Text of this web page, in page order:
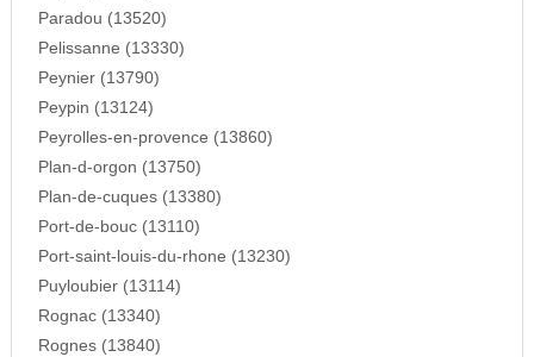
Paradou (13520)
Pelissanne (13330)
Peynier (13790)
Peypin (13124)
Peyrolles-en-provence (13860)
Plan-d-orgon (13750)
Plan-de-cuques (13380)
Port-de-bouc (13110)
Port-saint-louis-du-rhone (13230)
Puyloubier (13114)
Rognac (13340)
Rognes (13840)